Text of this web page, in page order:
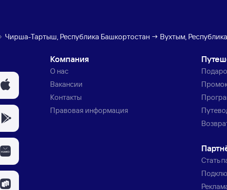
Чирша-Тартыш, Республика Башкортостан → Вухтым,
Компания
О нас
Вакансии
Контакты
Правовая информация
Стать